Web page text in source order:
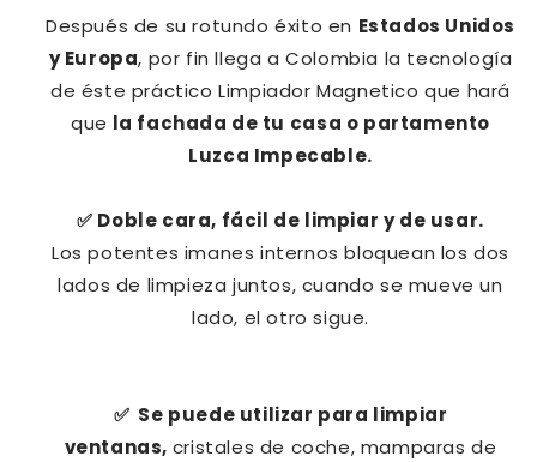
Después de su rotundo éxito en Estados Unidos
y Europa, por fin llega a Colombia la tecnología
de éste práctico Limpiador Magnetico que hará
que la fachada de tu casa o partamento
Luzca Impecable.
✅ Doble cara, fácil de limpiar y de usar.
Los potentes imanes internos bloquean los dos
lados de limpieza juntos, cuando se mueve un
lado, el otro sigue.
✅ Se puede utilizar para limpiar
ventanas, cristales de coche, mamparas de